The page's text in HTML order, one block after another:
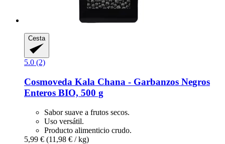
Cesta
5.0 (2)
Cosmoveda Kala Chana -​ Garbanzos Negros
Enteros BIO, 500 g
Sabor suave a frutos secos.
Uso versátil.
Producto alimenticio crudo.
5,99 € (11,98 € / kg)